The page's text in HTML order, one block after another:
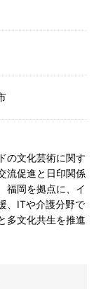
の文化芸術に関す
流促進と日印関係
福岡を拠点に、イ
、ITや介護分野で
多文化共生を推進